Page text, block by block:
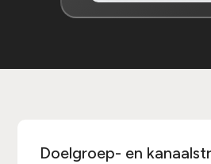
Doelgroep- en